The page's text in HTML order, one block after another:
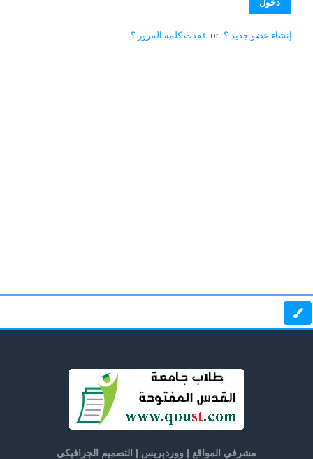
إنشاء عضو جديد ؟or فقدت كلمة المرور ؟
مشرفي المواقع | ووردبريس | التصميم الجرافيكي